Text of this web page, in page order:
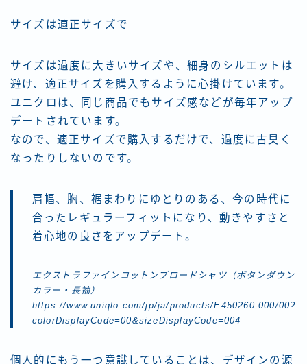
サイズは適正サイズで
サイズは過度に大きいサイズや、細身のシルエットは
避け、適正サイズを購入するように心掛けています。
ユニクロは、同じ商品でもサイズ感などが毎年アップ
デートされています。
なので、適正サイズで購入するだけで、過度に古臭く
なったりしないのです。
肩幅、胸、裾まわりにゆとりのある、今の時代に
合ったレギュラーフィットになり、動きやすさと
着心地の良さをアップデート。
エクストラファインコットンブロードシャツ（ボタンダウン
カラー・長袖）
https://www.uniqlo.com/jp/ja/products/E450260-000/00?
colorDisplayCode=00&sizeDisplayCode=004
個人的にもう一つ意識していることは、 デザインの源